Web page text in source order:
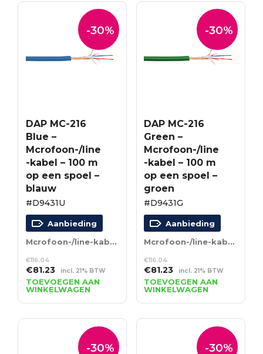
-30%
DAP MC-216
Blue –
Mcrofoon-/line
-kabel – 100 m
op een spoel –
blauw
#D9431U
Aanbieding
Mcrofoon-/line-kabel – 100 m op een spoel – blauw
€116.04
Oorspronkelijke
prijs
was:
€116.04.
€81.23Huidige
prijs
is:
€81.23.
incl. 21% BTW
TOEVOEGEN AAN
WINKELWAGEN
-30%
DAP MC-216
Green –
Mcrofoon-/line
-kabel – 100 m
op een spoel –
groen
#D9431G
Aanbieding
Mcrofoon-/line-kabel – 100 m op een spoel – groen
€116.04
Oorspronkelijke
prijs
was:
€116.04.
€81.23Huidige
prijs
is:
€81.23.
incl. 21% BTW
TOEVOEGEN AAN
WINKELWAGEN
-30% -30%